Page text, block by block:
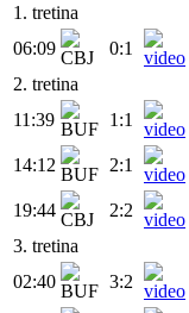
1. tretina
06:09
0:1
2. tretina
11:39
1:1
14:12 2:1
19:44 2:2
3. tretina
02:40
3:2